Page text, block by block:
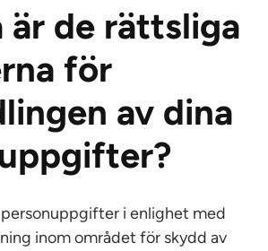
är de rättsliga
för
av dina
i enlighet med
inom området för skydd av